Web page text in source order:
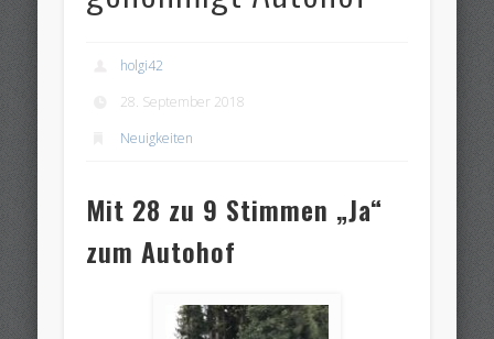
holgi42
28. September 2018
Neuigkeiten
Mit 28 zu 9 Stimmen „Ja“
zum Autohof